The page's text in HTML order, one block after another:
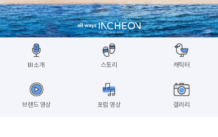
BI 소개 스토리 캐릭터
브랜드 영상 포럼 영상 갤러리